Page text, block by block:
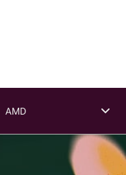
AMD